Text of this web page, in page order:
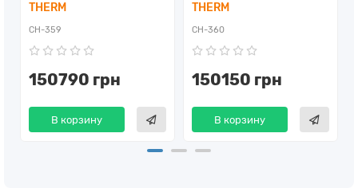
THERM
CH-359
150790 грн
В корзину
THERM
CH-360
150150 грн
В корзину